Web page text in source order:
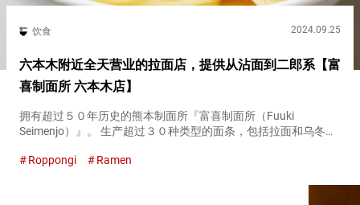
饮食 2024.09.25
六本木附近全天营业的拉面店，提供从沾面到二郎系【富
喜制面所 六本木店】
拥有超过５０年历史的熊本制面所『富喜制面所（Fuuki
Seimenjo）』。 生产超过３０种类型的面条，包括拉面和乌冬
面条，于２０２１年在熊本开设了拉面店。 ２０２３...
Roppongi Ramen